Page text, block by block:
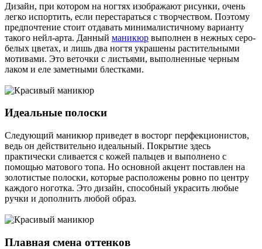
Дизайн, при котором на ногтях изображают рисунки, очень
легко испортить, если перестараться с творчеством. Поэтому
предпочтение стоит отдавать минималистичному варианту
такого нейл-арта. Данный маникюр выполнен в нежных серо-
белых цветах, и лишь два ногтя украшены растительными
мотивами. Это веточки с листьями, выполненные черным
лаком и еле заметными блестками.
Идеальные полоски
Следующий маникюр приведет в восторг перфекционистов,
ведь он действительно идеальный. Покрытие здесь
практически сливается с кожей пальцев и выполнено с
помощью матового топа. Но основной акцент поставлен на
золотистые полоски, которые расположены ровно по центру
каждого ноготка. Это дизайн, способный украсить любые
ручки и дополнить любой образ.
Плавная смена оттенков